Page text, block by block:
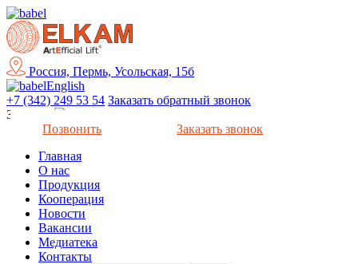
Россия, Пермь, Усольская, 15б
English
+7 (342) 249 53 54 Заказать обратный звонок
Закрыть
Позвонить
Заказать звонок
Главная
О нас
Продукция
Кооперация
Новости
Вакансии
Медиатека
Контакты